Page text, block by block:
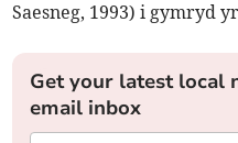
Saesneg, 1993) i gymryd
Get your latest local
email inbox